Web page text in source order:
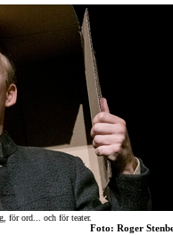
för ord... och för teater.
Foto: Roger